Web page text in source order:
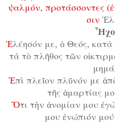
ψαλ­μόν, προ­τάσ­σον­τες
σιν
Ἐ­λέ­η­σόν με, ὁ Θε­ός,
τὰ τὸ πλῆ­θος τῶν
Ἐ­πὶ πλεῖ­ον πλῦ­νόν με
τῆς ἁ­μαρ­τί­ας
Ὅ­τι τὴν ἀ­νο­μί­αν μου
μου ἐ­νώ­πι­όν